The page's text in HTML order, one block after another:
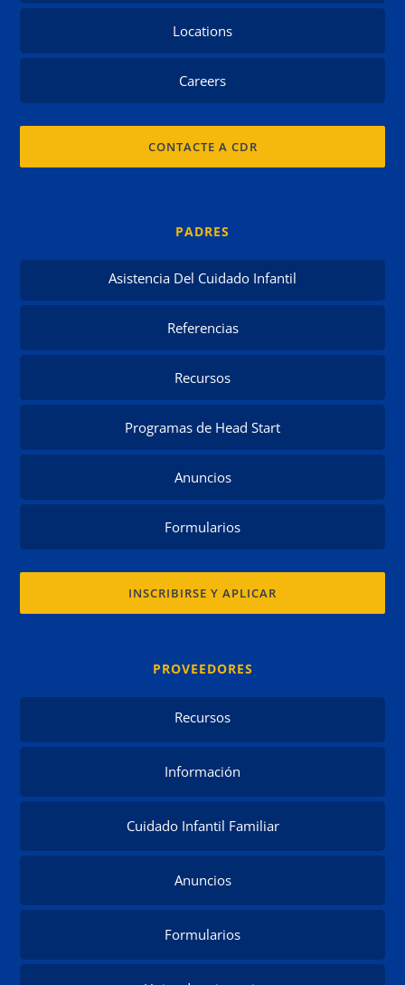
Locations
Careers
CONTACTE A CDR
PADRES
Asistencia Del Cuidado Infantil
Referencias
Recursos
Programas de Head Start
Anuncios
Formularios
INSCRIBIRSE Y APLICAR
PROVEEDORES
Recursos
Información
Cuidado Infantil Familiar
Anuncios
Formularios